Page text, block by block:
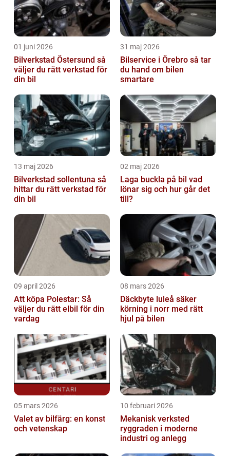
01 juni 2026
Bilverkstad Östersund så
väljer du rätt verkstad för
din bil
31 maj 2026
Bilservice i Örebro så tar
du hand om bilen
smartare
13 maj 2026
Bilverkstad sollentuna så
hittar du rätt verkstad för
din bil
02 maj 2026
Laga buckla på bil vad
lönar sig och hur går det
till?
09 april 2026
Att köpa Polestar: Så
väljer du rätt elbil för din
vardag
08 mars 2026
Däckbyte luleå säker
körning i norr med rätt
hjul på bilen
05 mars 2026
Valet av bilfärg: en konst
och vetenskap
10 februari 2026
Mekanisk verksted
ryggraden i moderne
industri og anlegg